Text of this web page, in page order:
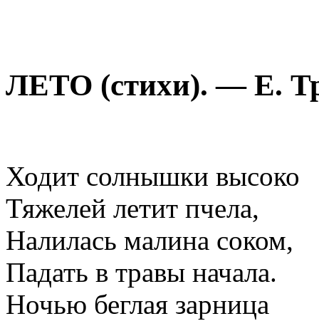
ЛЕТО (стихи). — Е.
Ходит солнышки высоко
Тяжелей летит пчела,
Налилась малина соком,
Падать в травы начала.
Ночью беглая зарница